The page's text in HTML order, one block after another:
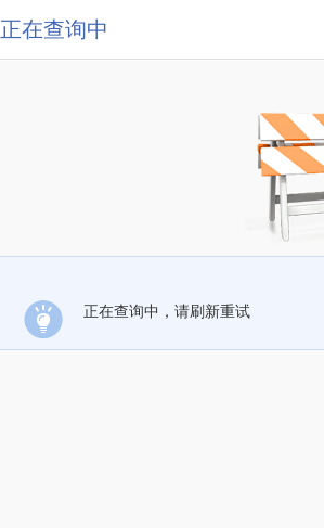
正在查询中
正在查询中，请刷新重试